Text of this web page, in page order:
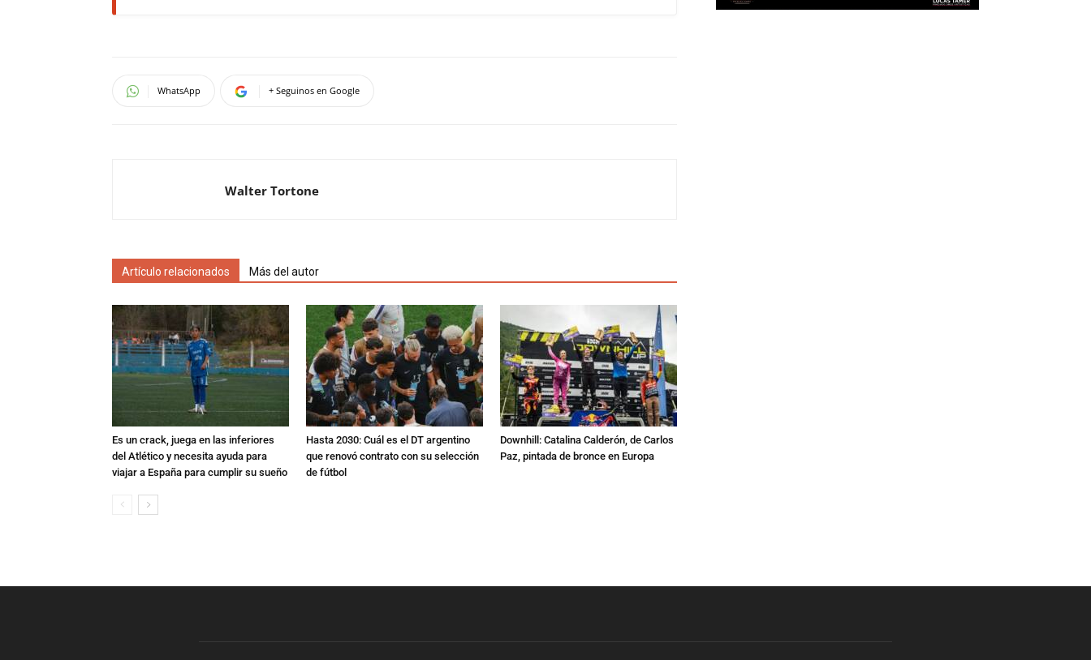
WhatsApp + Seguinos en Google
Walter Tortone
Artículo relacionados Más del autor
Es un crack, juega en las inferiores
del Atlético y necesita ayuda para
viajar a España para cumplir su sueño
Hasta 2030: Cuál es el DT argentino
que renovó contrato con su selección
de fútbol
Downhill: Catalina Calderón, de Carlos
Paz, pintada de bronce en Europa